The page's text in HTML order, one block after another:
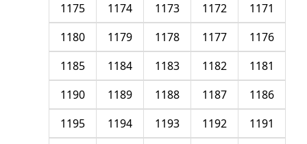
1171
1172
1173
1174
1175
1176
1177
1178
1179
1180
1181
1182
1183
1184
1185
1186
1187
1188
1189
1190
1191
1192
1193
1194
1195